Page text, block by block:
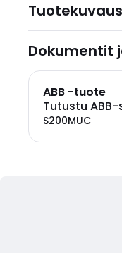
Tuotekuvaus
Dokumentit
ABB -tuote
Tutustu
S200MUC